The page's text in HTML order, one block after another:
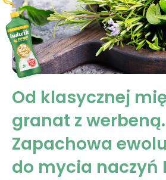
Od klasycznej
granat z werbeną.
Zapachowa
do mycia naczyń